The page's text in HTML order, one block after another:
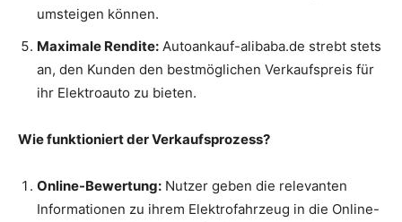
umsteigen können.
Maximale Rendite: Autoankauf-alibaba.de strebt stets
an, den Kunden den bestmöglichen Verkaufspreis für
ihr Elektroauto zu bieten.
Wie funktioniert der Verkaufsprozess?
Online-Bewertung: Nutzer geben die relevanten
Informationen zu ihrem Elektrofahrzeug in die Online-